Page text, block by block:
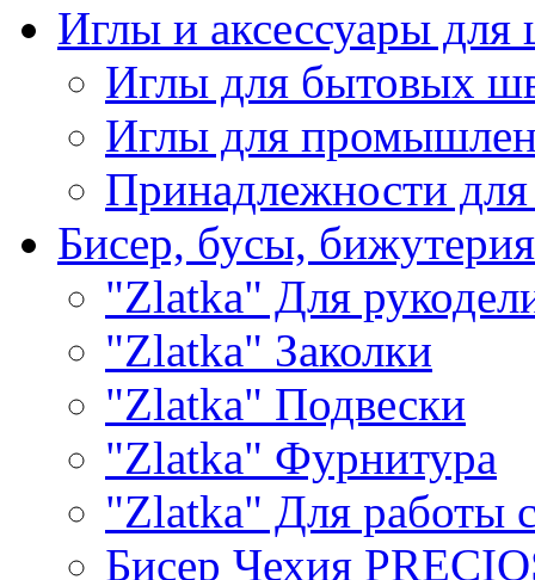
Иглы и аксессуары
Иглы для бытовых
Иглы для
Принадлежности
Бисер, бусы, бижутерия
"Zlatka" Для
"Zlatka" Заколки
"Zlatka" Подвески
"Zlatka" Фурнитура
"Zlatka" Для работы
Бисер Чехия